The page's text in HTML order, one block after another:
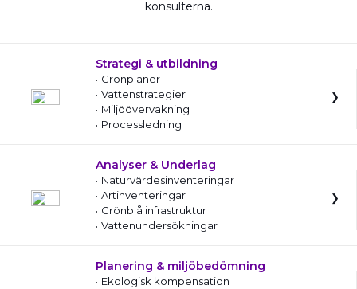
konsulterna.
Strategi & utbildning
Grönplaner
Vattenstrategier
Miljöövervakning
Processledning
Analyser & Underlag
Naturvärdesinventeringar
Artinventeringar
Grönblå infrastruktur
Vattenundersökningar
Planering & miljöbedömning
Ekologisk kompensation